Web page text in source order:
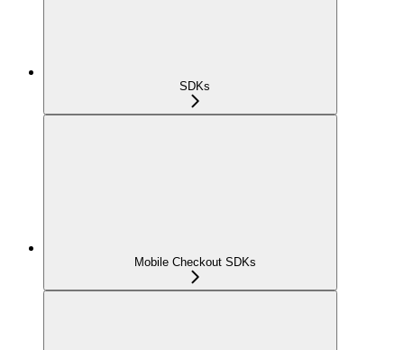
SDKs
Mobile Checkout SDKs